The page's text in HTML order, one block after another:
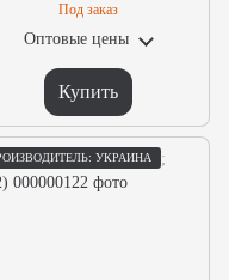
Под заказ
Оптовые цены
Купить
УКРАИНА